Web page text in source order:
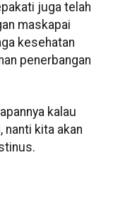
juga telah
maskapai
kesehatan
penerbangan
kalau
kita akan